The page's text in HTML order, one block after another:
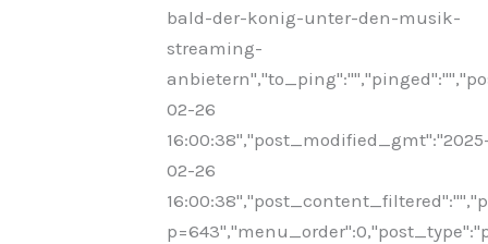
bald-der-konig-unter-den-musik-
streaming-
02-26
02-26